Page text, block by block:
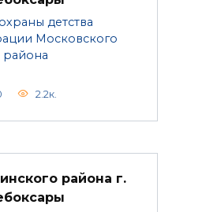
детства
Московского
района
2.2к.
района г.